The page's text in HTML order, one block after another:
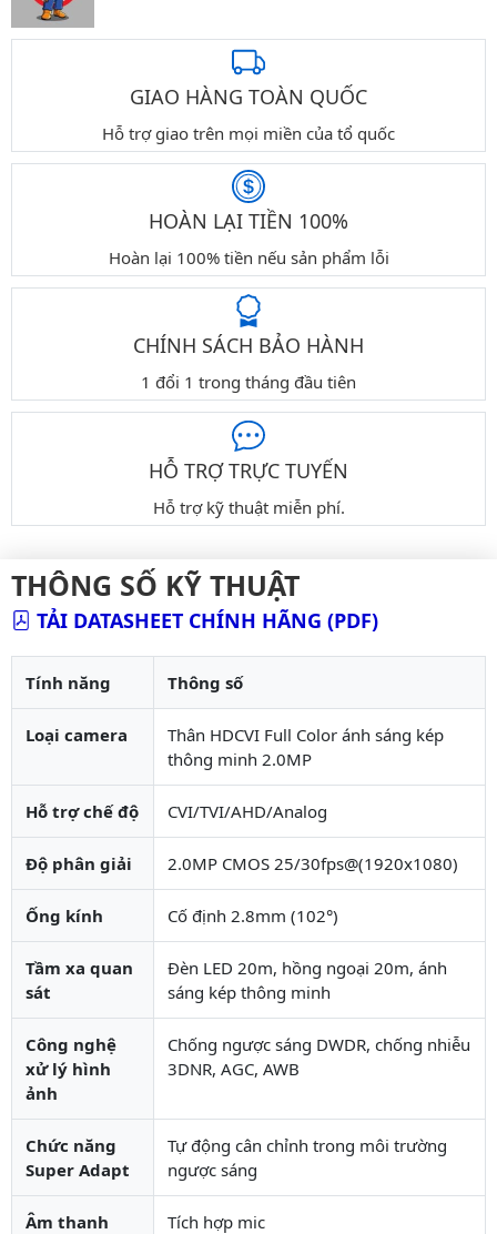
GIAO HÀNG TOÀN QUỐC
Hỗ trợ giao trên mọi miền của tổ quốc
HOÀN LẠI TIỀN 100%
Hoàn lại 100% tiền nếu sản phẩm lỗi
CHÍNH SÁCH BẢO HÀNH
1 đổi 1 trong tháng đầu tiên
HỖ TRỢ TRỰC TUYẾN
Hỗ trợ kỹ thuật miễn phí.
THÔNG SỐ KỸ THUẬT
TẢI DATASHEET CHÍNH HÃNG (PDF)
Tính năng Thông số
Loại camera
Thân HDCVI Full Color ánh sáng kép
thông minh 2.0MP
Hỗ trợ chế độ CVI/TVI/AHD/Analog
Độ phân giải 2.0MP CMOS 25/30fps@(1920x1080)
Ống kính Cố định 2.8mm (102°)
Tầm xa quan
sát
Đèn LED 20m, hồng ngoại 20m, ánh
sáng kép thông minh
Công nghệ
xử lý hình
ảnh
Chống ngược sáng DWDR, chống nhiễu
3DNR, AGC, AWB
Chức năng
Super Adapt
Tự động cân chỉnh trong môi trường
ngược sáng
Âm thanh Tích hợp mic